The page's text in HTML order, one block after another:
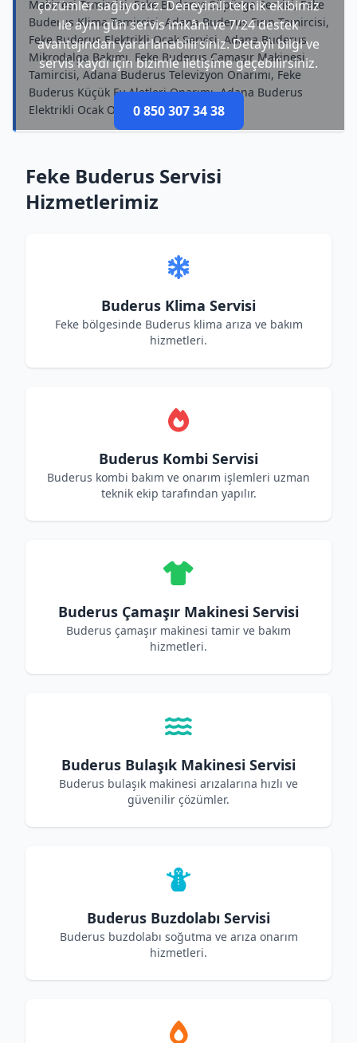
çözümler sağlıyoruz. Deneyimli teknik ekibimiz
ile aynı gün servis imkânı ve 7/24 destek
avantajından yararlanabilirsiniz. Detaylı bilgi ve
servis kaydı için bizimle iletişime geçebilirsiniz.
0 850 307 34 38
Makinesi Tamircisi, Feke Buderus Süpürge Servisi, Feke
Buderus Klima Tamircisi, Adana Buderus Fırın Tamircisi,
Feke Buderus Elektrikli Ocak Servisi, Adana Buderus
Mikrodalga Bakımı, Feke Buderus Çamaşır Makinesi
Tamircisi, Adana Buderus Televizyon Onarımı, Feke
Buderus Küçük Ev Aletleri Onarımı, Adana Buderus
Elektrikli Ocak Onarımı
Feke Buderus Servisi
Hizmetlerimiz
Buderus Klima Servisi
Feke bölgesinde Buderus klima arıza ve bakım
hizmetleri.
Buderus Kombi Servisi
Buderus kombi bakım ve onarım işlemleri uzman
teknik ekip tarafından yapılır.
Buderus Çamaşır Makinesi Servisi
Buderus çamaşır makinesi tamir ve bakım
hizmetleri.
Buderus Bulaşık Makinesi Servisi
Buderus bulaşık makinesi arızalarına hızlı ve
güvenilir çözümler.
Buderus Buzdolabı Servisi
Buderus buzdolabı soğutma ve arıza onarım
hizmetleri.